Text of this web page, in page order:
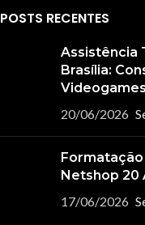
POSTS RECENTES
Assistência
Brasília:
20/06/2026
Netshop 20
17/06/2026